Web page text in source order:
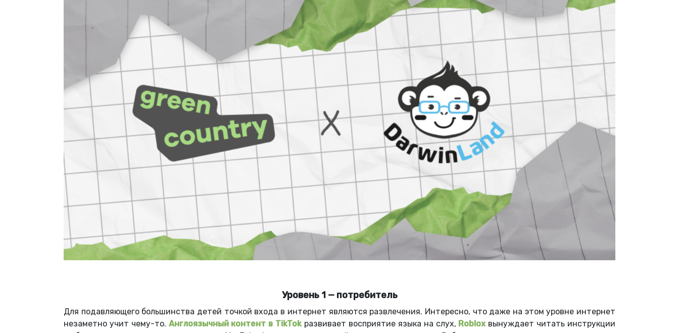
Уровень 1 — потребитель
Для подавляющего большинства детей точкой входа в интернет являются развлечения. Интересно, что даже на этом уровне интернет
незаметно учит чему-то. Англоязычный контент в TikTokразвивает восприятие языка на слух, Robloxвынуждает читать инструкции